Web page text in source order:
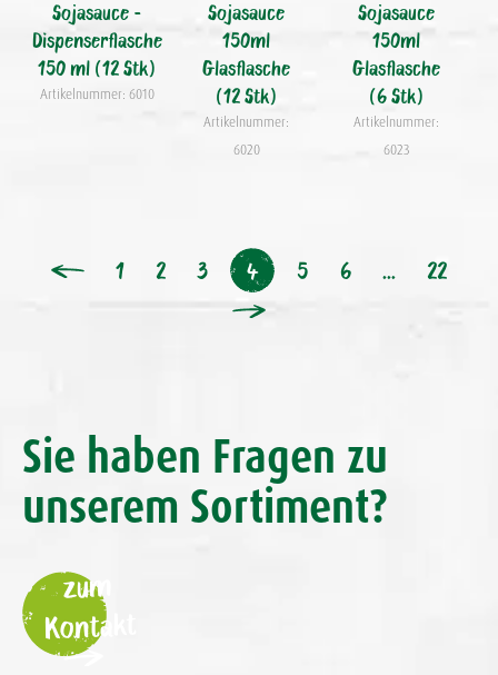
Sojasauce -
Dispenserflasche
150 ml (12 Stk)
Artikelnummer: 6010
Sojasauce
150ml
Glasflasche
(12 Stk)
Artikelnummer:
6020
Sojasauce
150ml
Glasflasche
(6 Stk)
Artikelnummer:
6023
1 2 3 4 5 6 … 22
Sie haben Fragen zu
unserem Sortiment?
zum
Kontakt